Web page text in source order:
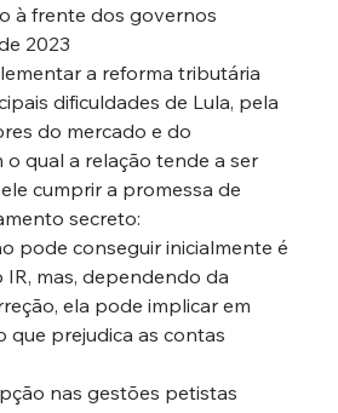
à frente dos governos
2023
a reforma tributária
dificuldades de Lula, pela
do mercado e do
qual a relação tende a ser
cumprir a promessa de
secreto:
pode conseguir inicialmente é
mas, dependendo da
ela pode implicar em
que prejudica as contas
nas gestões petistas